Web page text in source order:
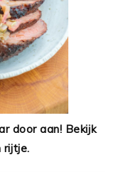
door aan! Bekijk
rijtje.